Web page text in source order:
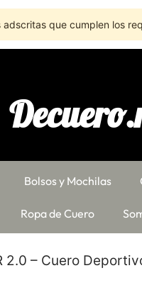
que cumplen los
Bolsos y Mochilas
Ropa de Cuero
2.0 – Cuero